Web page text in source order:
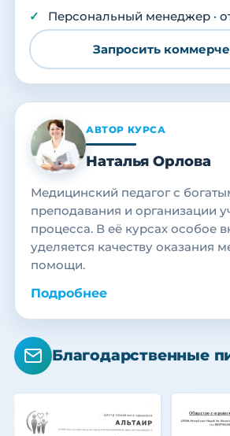
Персональный менеджер ·
Запросить
АВТОР КУРСА
Наталья Орлова
Медицинский педагог с
преподавания и организации
процесса. В её курсах особое
уделяется качеству оказания
помощи.
Подробнее
Благодарственные